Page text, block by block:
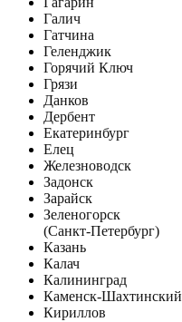
Галич
Гатчина
Геленджик
Горячий Ключ
Грязи
Данков
Дербент
Екатеринбург
Елец
Железноводск
Задонск
Зарайск
Зеленогорск
(Санкт-Петербург)
Казань
Калач
Калининград
Каменск-Шахтинский
Кириллов